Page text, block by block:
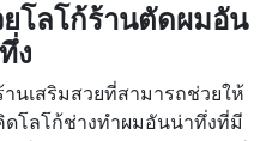
โลโก้ร้านตัดผมอัน
ง
นเสริมสวยที่สามารถช่วยให้
โลโก้ช่างทำผมอันน่าทึ่งที่มี